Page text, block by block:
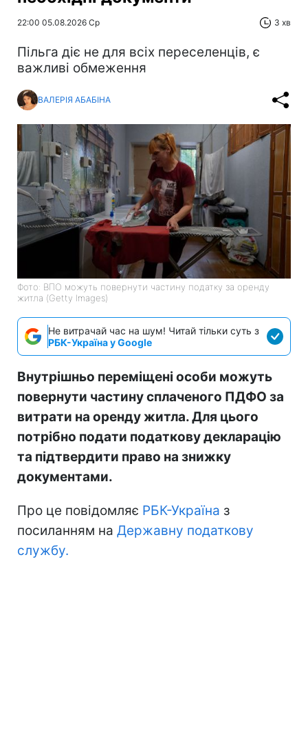
22:00 05.08.2026 Ср 3 хв
Пільга діє не для всіх переселенців, є
важливі обмеження
ВАЛЕРІЯ АБАБІНА
Фото: ВПО можуть повернути частину податку за оренду
житла (Getty Images)
Не витрачай час на шум! Читай тільки суть з
РБК-Україна у Google
Внутрішньо переміщені особи можуть
повернути частину сплаченого ПДФО за
витрати на оренду житла. Для цього
потрібно подати податкову декларацію
та підтвердити право на знижку
документами.
Про це повідомляє РБК-Україна з
посиланням на Державну податкову
службу.